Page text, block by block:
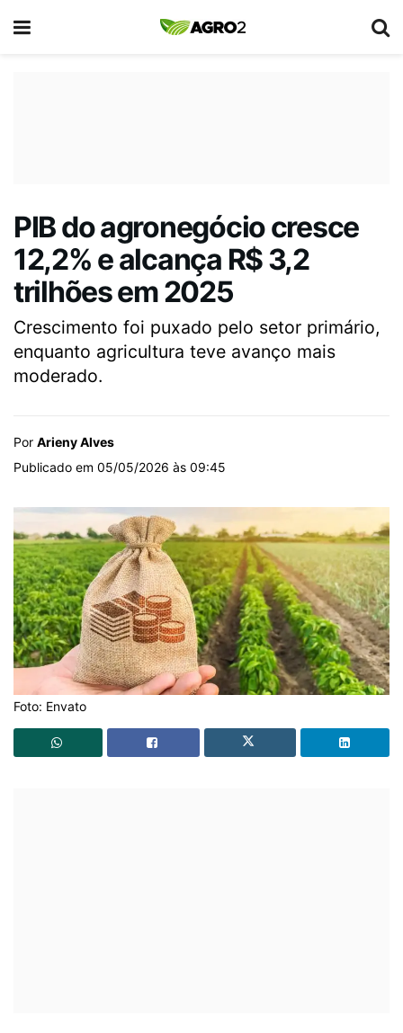
PIB do agronegócio cresce
12,2% e alcança R$ 3,2
trilhões em 2025
Crescimento foi puxado pelo setor primário,
enquanto agricultura teve avanço mais
moderado.
Por Arieny Alves
Publicado em 05/05/2026 às 09:45
Foto: Envato